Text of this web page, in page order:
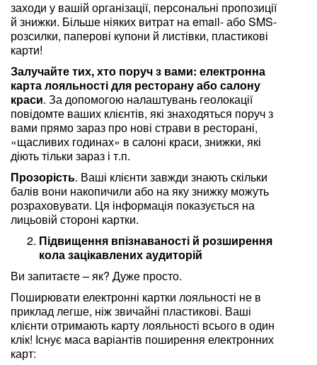
заходи у вашій організації, персональні пропозиції
й знижки. Більше ніяких витрат на email- або SMS-
розсилки, паперові купони й листівки, пластикові
карти!
Залучайте тих, хто поруч з вами: електронна
карта лояльності для ресторану або салону
краси. За допомогою налаштувань геолокації
повідомте ваших клієнтів, які знаходяться поруч з
вами прямо зараз про нові страви в ресторані,
«щасливих годинах» в салоні краси, знижки, які
діють тільки зараз і т.п.
Прозорість. Ваші клієнти завжди знають скільки
балів вони накопичили або на яку знижку можуть
розраховувати. Ця інформація показується на
лицьовій стороні картки.
Підвищення впізнаваності й розширення
кола зацікавлених аудиторій
Ви запитаєте – як? Дуже просто.
Поширювати електронні картки лояльності не в
приклад легше, ніж звичайні пластикові. Ваші
клієнти отримають карту лояльності всього в один
клік! Існує маса варіантів поширення електронних
карт: